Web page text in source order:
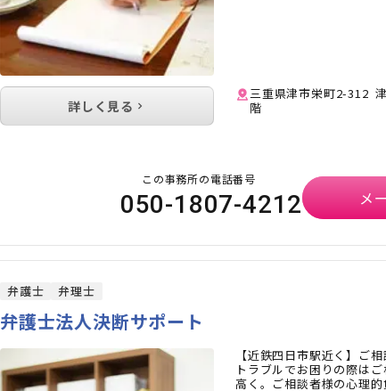
三重県津市栄町2-312
階
詳しく見る
この事務所の電話番号
050-1807-4212 メ
弁護士 弁理士
弁護士法人決断サポート
【近鉄四日市駅近く】ご
トラブルでお困りの際は
高く。ご相談者様の心理